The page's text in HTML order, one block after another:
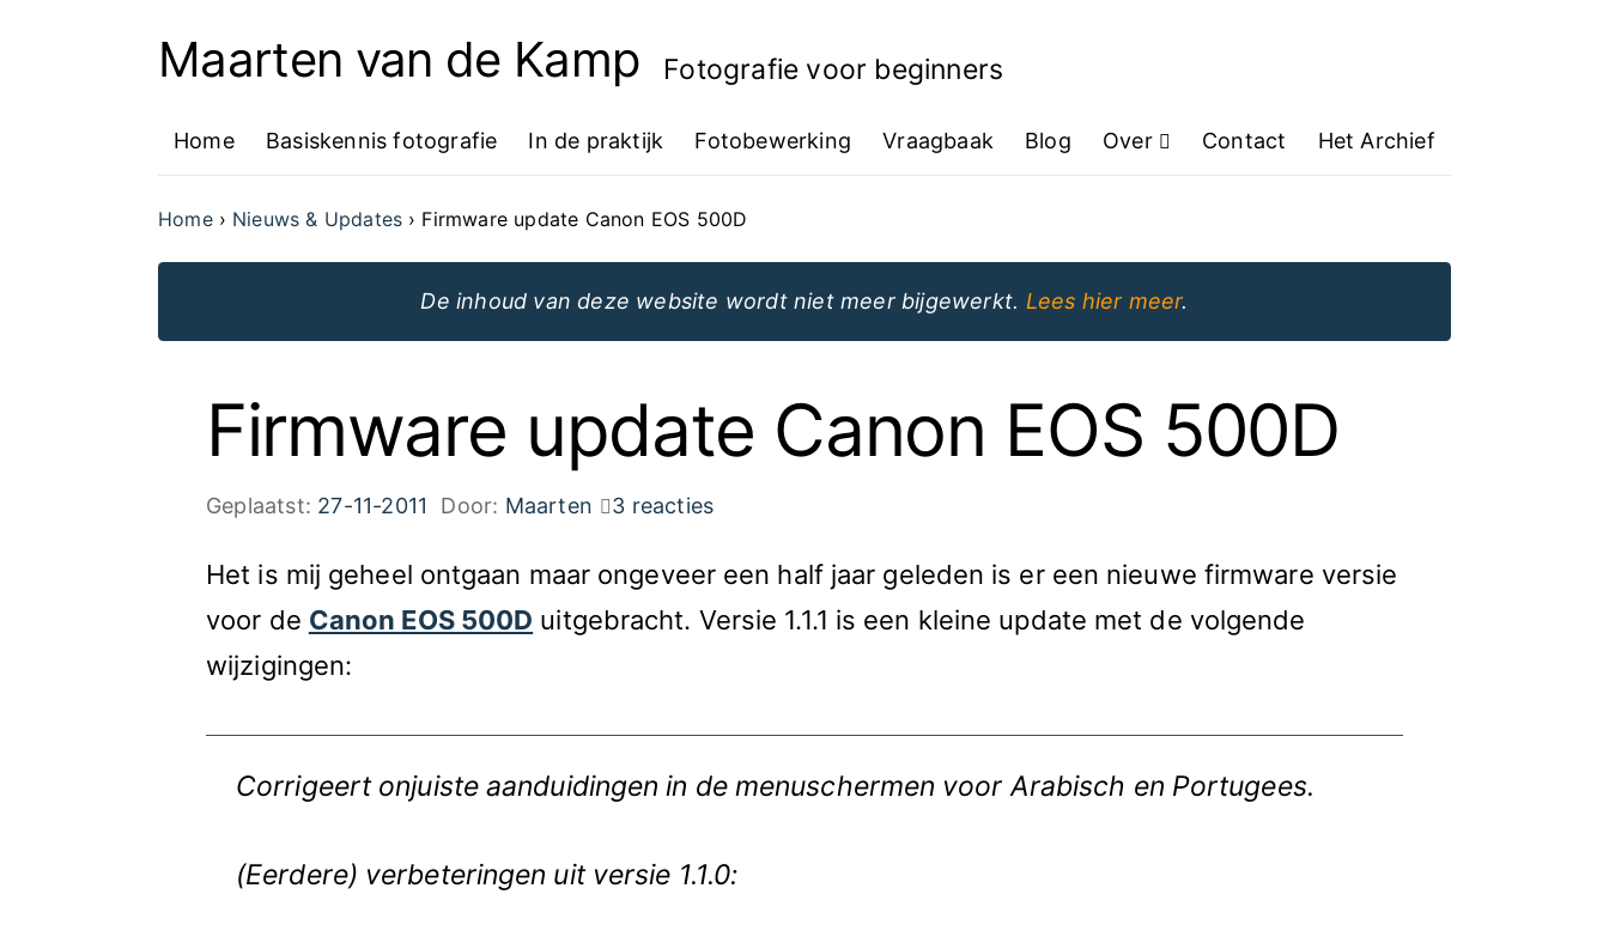
Ga
de
van
de
Maarten van de Kamp Fotografie voor beginners
Home Basiskennis fotografie In de praktijk Fotobewerking Vraagbaak Blog Over Contact Het Archief
Home Nieuws & Updates Firmware update Canon EOS 500D
De inhoud van deze website wordt niet meer bijgewerkt. Lees hier meer.
Firmware update Canon EOS 500D
Geplaatst: 27-11-2011 Door: Maarten 3 reacties
Het is mij geheel ontgaan maar ongeveer een half jaar geleden is er een nieuwe firmware versie
voor de Canon EOS 500D uitgebracht. Versie 1.1.1 is een kleine update met de volgende
wijzigingen:
Corrigeert onjuiste aanduidingen in de menuschermen voor Arabisch en Portugees.
(Eerdere) verbeteringen uit versie 1.1.0: